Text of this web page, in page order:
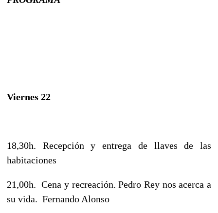
Viernes 22
18,30h. Recepción y entrega de llaves de las
habitaciones
21,00h. Cena y recreación. Pedro Rey nos acerca a
su vida. Fernando Alonso